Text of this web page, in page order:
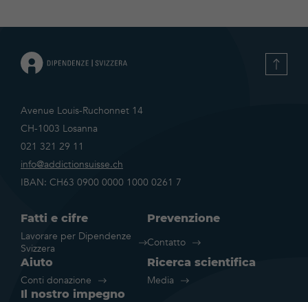
Avenue Louis-Ruchonnet 14
CH-1003 Losanna
021 321 29 11
info@addictionsuisse.ch
IBAN: CH63 0900 0000 1000 0261 7
Fatti e cifre
Lavorare per Dipendenze
Svizzera
Prevenzione
Contatto
Aiuto
Conti donazione
Ricerca scientifica
Media
Il nostro impegno